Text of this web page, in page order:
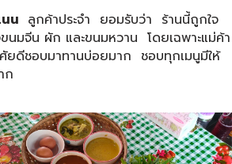
น ลูกค้าประจำ ยอมรับว่า ร้านนี้ถูกใจ
นมจีน ผัก และขนมหวาน โดยเฉพาะแม่ค้า
ยดีชอบมาทานบ่อยมาก ชอบทุกเมนูมีให้
ก